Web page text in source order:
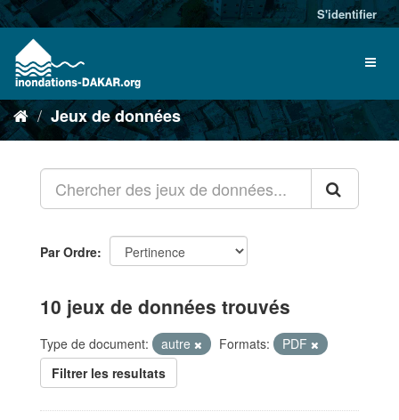
S'identifier
Jeux de données
Par Ordre
10 jeux de données trouvés
Type de document: autre Formats:
PDF
Filtrer les resultats